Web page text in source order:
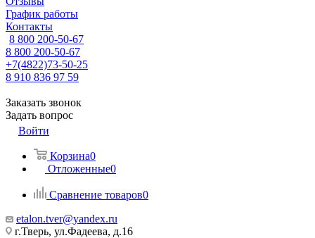
График работы
Контакты
8 800 200-50-67
8 800 200-50-67
+7(4822)73-50-25
8 910 836 97 59
Заказать звонок
Задать вопрос
Войти
Корзина0
Отложенные0
Сравнение товаров0
etalon.tver@yandex.ru
г.Тверь, ул.Фадеева, д.16